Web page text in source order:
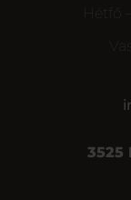
Hétfő
3525